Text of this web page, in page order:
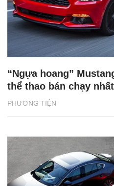
PHƯƠNG TIỆN
“Ngựa hoang”
thể thao bán chạy